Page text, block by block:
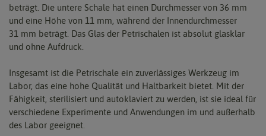
beträgt. Die untere Schale hat einen Durchmesser von 36 mm
und eine Höhe von 11 mm, während der Innendurchmesser
31 mm beträgt. Das Glas der Petrischalen ist absolut glasklar
und ohne Aufdruck.
Insgesamt ist die Petrischale ein zuverlässiges Werkzeug im
Labor, das eine hohe Qualität und Haltbarkeit bietet. Mit der
Fähigkeit, sterilisiert und autoklaviert zu werden, ist sie ideal für
verschiedene Experimente und Anwendungen im und außerhalb
des Labor geeignet.